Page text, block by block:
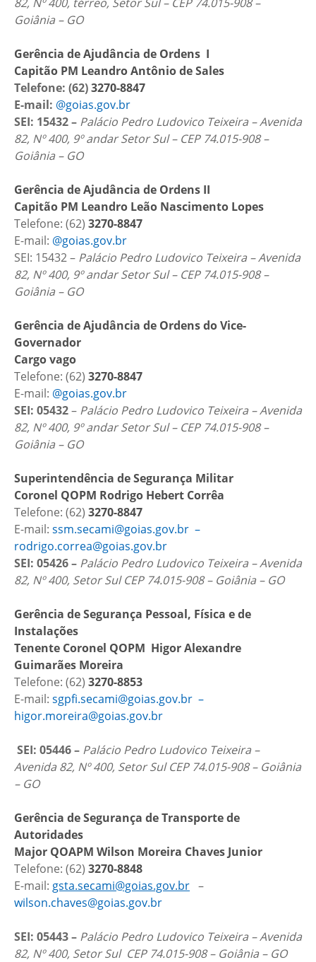
Goiânia – GO
Gerência de Ajudância de Ordens I
Capitão PM Leandro Antônio de Sales
Telefone: (62)3270-8847
E-mail: @goias.gov.br
SEI: 15432 – Palácio Pedro Ludovico Teixeira – Avenida
82, Nº 400, 9º andar Setor Sul – CEP 74.015-908 –
Goiânia – GO
Gerência de Ajudância de Ordens II
Capitão PM Leandro Leão Nascimento Lopes
Telefone: (62) 3270-8847
E-mail: @goias.gov.br
SEI: 15432 – Palácio Pedro Ludovico Teixeira – Avenida
82, Nº 400, 9º andar Setor Sul – CEP 74.015-908 –
Goiânia – GO
Gerência de Ajudância de Ordens do Vice-
Governador
Cargo vago
Telefone: (62) 3270-8847
E-mail: @goias.gov.br
SEI: 05432– Palácio Pedro Ludovico Teixeira – Avenida
82, Nº 400, 9º andar Setor Sul – CEP 74.015-908 –
Goiânia – GO
Superintendência de Segurança Militar
Coronel QOPM Rodrigo Hebert Corrêa
Telefone: (62) 3270-8847
E-mail: ssm.secami@goias.gov.br –
rodrigo.correa@goias.gov.br
SEI: 05426– Palácio Pedro Ludovico Teixeira – Avenida
82, Nº 400, Setor Sul CEP 74.015-908 – Goiânia – GO
Gerência de Segurança Pessoal, Física e de
Instalações
Tenente Coronel QOPM Higor Alexandre
Guimarães Moreira
Telefone: (62) 3270-8853
E-mail: sgpfi.secami@goias.gov.br –
higor.moreira@goias.gov.br
SEI: 05446 – Palácio Pedro Ludovico Teixeira –
Avenida 82, Nº 400, Setor Sul CEP 74.015-908 – Goiânia
– GO
Gerência de Segurança de Transporte de
Autoridades
Major QOAPM Wilson Moreira Chaves Junior
Telefone: (62) 3270-8848
E-mail: gsta.secami@goias.gov.br –
wilson.chaves@goias.gov.br
SEI: 05443 – Palácio Pedro Ludovico Teixeira – Avenida
82, Nº 400, Setor Sul CEP 74.015-908 – Goiânia – GO